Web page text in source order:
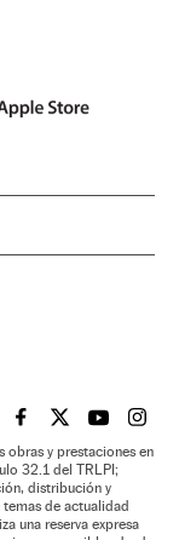
EL PAÍS BRASIL EN
EL PAÍSEL PAÍS
EL
obras y prestaciones en
32.1 del TRLPI;
distribución y
de actualidad
una reserva expresa